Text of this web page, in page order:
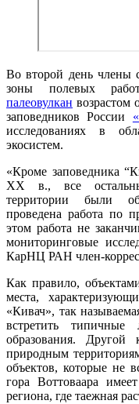
Во второй день члены
зоны полевых
палеовулкан возрастом
заповедников России
исследованиях в
экосистем.
«Кроме заповедника
XX в., все
территории были
проведена работа по
этом работа не
мониторинговые
КарНЦ РАН член-
Как правило,
места,
«Кивач», так
встретить типичные
образования. Другой
природным
объектов, которые не
гора Воттоваара
региона, где таежная